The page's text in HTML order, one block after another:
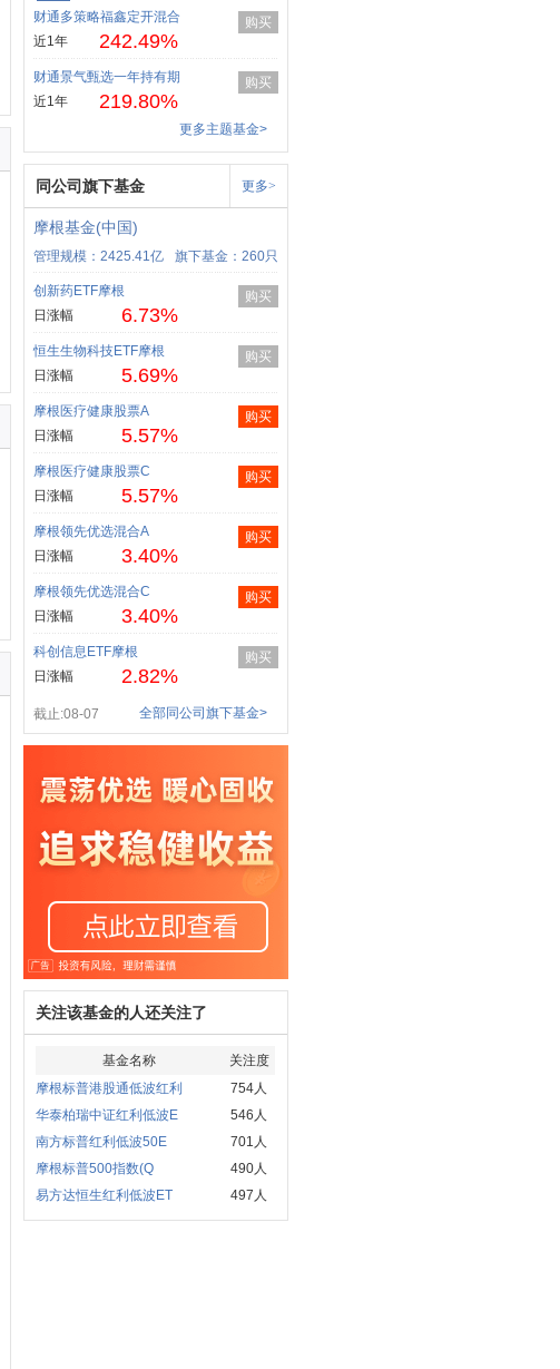
财通多策略福鑫定开混合
近1年
242.49%
购买
财通景气甄选一年持有期
近1年
219.80%
购买
更多主题基金>
同公司旗下基金 更多>
摩根基金(中国)
管理规模：2425.41亿 旗下基金：260只
创新药ETF摩根
日涨幅
6.73%
购买
恒生生物科技ETF摩根
日涨幅
5.69%
购买
摩根医疗健康股票A
日涨幅
5.57%
购买
摩根医疗健康股票C
日涨幅
5.57%
购买
摩根领先优选混合A
日涨幅
3.40%
购买
摩根领先优选混合C
日涨幅
3.40%
购买
科创信息ETF摩根
日涨幅
2.82%
购买
截止:08-07 全部同公司旗下基金>
关注该基金的人还关注了
基金名称
关注度
摩根标普港股通低波红利
754人
华泰柏瑞中证红利低波E
546人
南方标普红利低波50E
701人
摩根标普500指数(Q
490人
易方达恒生红利低波ET
497人